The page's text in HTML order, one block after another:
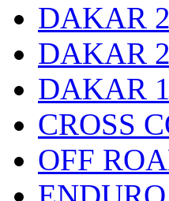
DAKAR
DAKAR
DAKAR
CROSS
OFF